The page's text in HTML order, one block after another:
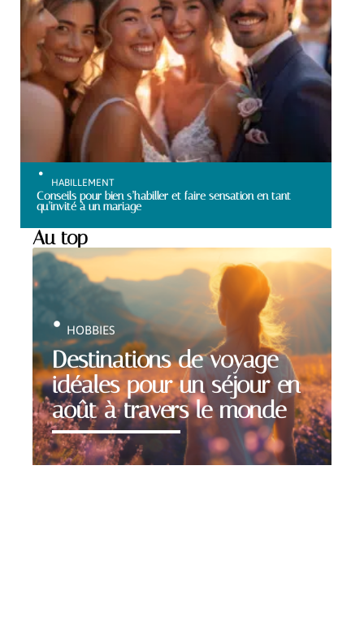
HABILLEMENT
Conseils pour bien s’habiller et faire sensation en tant
qu’invité à un mariage
Au top
Destinations de voyage
idéales pour un séjour en
août à travers le monde
HOBBIES